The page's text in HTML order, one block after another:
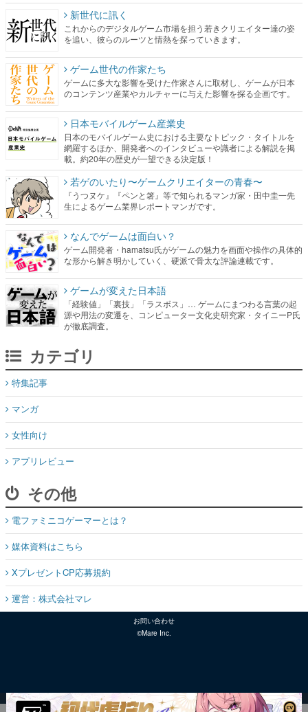
新世代に訊く
これからのデジタルゲーム市場を担う若きクリエイター達の姿
を追い、彼らのルーツと情熱を探っていきます。
ゲーム世代の作家たち
ゲームに多大な影響を受けた作家さんに取材し、ゲームが日本
のコンテンツ産業やカルチャーに与えた影響を探る企画です。
日本モバイルゲーム産業史
日本のモバイルゲーム史における主要なトピック・タイトルを
網羅するほか、開発者へのインタビューや識者による解説を掲
載。約20年の歴史が一望できる決定版！
若ゲのいたり〜ゲームクリエイターの青春〜
『うつヌケ』『ペンと箸』等で知られるマンガ家・田中圭一先
生によるゲーム業界レポートマンガです。
なんでゲームは面白い？
ゲーム開発者・hamatsu氏がゲームの魅力を画面や操作の具体的
な形から解き明かしていく、硬派で骨太な評論連載です。
ゲームが変えた日本語
「経験値」「裏技」「ラスボス」… ゲームにまつわる言葉の起
源や用法の変遷を、コンピューター文化史研究家・タイニーP氏
が徹底調査。
カテゴリ
特集記事
マンガ
女性向け
アプリレビュー
その他
電ファミニコゲーマーとは？
媒体資料はこちら
XプレゼントCP応募規約
運営：株式会社マレ
お問い合わせ
©Mare Inc.